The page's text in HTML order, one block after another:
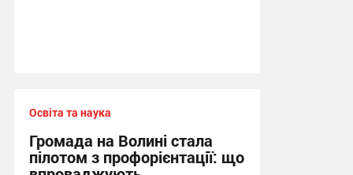
Освіта та наука
Громада на Волині стала
пілотом з профорієнтації: що